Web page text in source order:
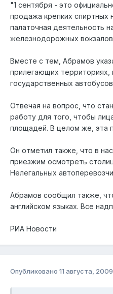
"1 сентября - это
продажа крепких спиртных
палаточная деятельность
железнодорожных
Вместе с тем, Абрамов
прилегающих территориях,
государственных
Отвечая на вопрос, что
работу для того, чтобы
площадей. В целом же, эта
Он отметил также, что в
приезжим осмотреть
Нелегальных
Абрамов сообщил также,
английском языках. Все
РИА Новости
Опубликовано 11 августа, 2009